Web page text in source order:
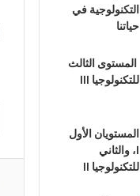
التكنولوجية في
حياتنا
المستوى الثالث
للتكنولوجيا III
المستويان الأول
I، والثاني
للتكنولوجيا II